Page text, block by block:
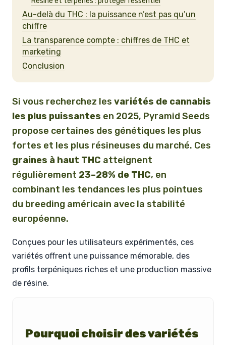
Au-delà du THC : la puissance n’est pas qu’un
chiffre
La transparence compte : chiffres de THC et
marketing
Conclusion
Si vous recherchez les variétés de cannabis
les plus puissantes en 2025, Pyramid Seeds
propose certaines des génétiques les plus
fortes et les plus résineuses du marché. Ces
graines à haut THC atteignent
régulièrement 23–28% de THC, en
combinant les tendances les plus pointues
du breeding américain avec la stabilité
européenne.
Conçues pour les utilisateurs expérimentés, ces
variétés offrent une puissance mémorable, des
profils terpéniques riches et une production massive
de résine.
Pourquoi choisir des variétés